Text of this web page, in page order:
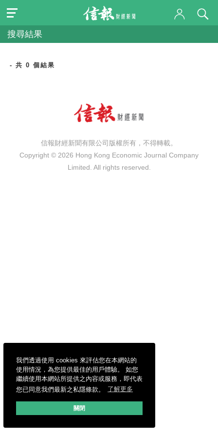
我們透過使用 cookies 來評估您在本網站的
使用情況，為您提供最佳的用戶體驗。 如您
繼續使用本網站所提供之內容或服務，即代表
您已同意我們最新之私隱條款。
了解更多
關閉
搜尋結果
- 共 0 個結果
信報財經新聞有限公司版權所有，不得轉載。
Copyright © 2026 Hong Kong Economic Journal Company
Limited. All rights reserved.